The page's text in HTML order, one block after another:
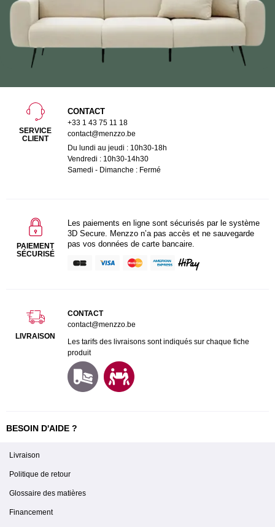
SERVICE
CLIENT
CONTACT
+33 1 43 75 11 18
contact@menzzo.be
Du lundi au jeudi : 10h30-18h
Vendredi : 10h30-14h30
Samedi - Dimanche : Fermé
PAIEMENT
SÉCURISÉ
Les paiements en ligne sont sécurisés par le système
3D Secure. Menzzo n’a pas accès et ne sauvegarde
pas vos données de carte bancaire.
LIVRAISON
CONTACT
contact@menzzo.be
Les tarifs des livraisons sont indiqués sur chaque fiche
produit
BESOIN D'AIDE ?
Livraison
Politique de retour
Glossaire des matières
Financement